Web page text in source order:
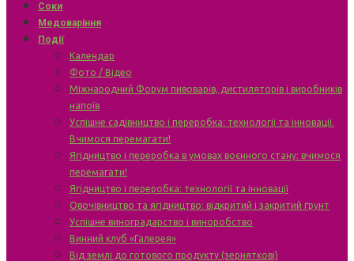
Соки
Медоваріння
Події
Календар
Фото / Відео
Міжнародний Форум пивоварів, дистиляторів і виробників
напоїв
Успішне садівництво і переробка: технології та інновації.
Вчимося перемагати!
Ягідництво і переробка в умовах воєнного стану: вчимося
перемагати!
Ягідництво і переробка: технології та інновації
Овочівництво та ягідництво: відкритий і закритий ґрунт
Успішне виноградарство і виноробство
Винний клуб «Галерея»
Від землі до готового продукту (зерняткові)